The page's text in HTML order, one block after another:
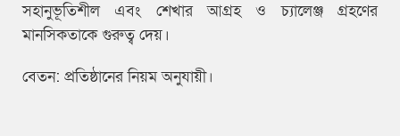
সহানুভূতিশীল এবং শেখার আগ্রহ ও চ্যালেঞ্জ গ্রহণের
মানসিকতাকে গুরুত্ব দেয়।
বেতন: প্রতিষ্ঠানের নিয়ম অনুযায়ী।